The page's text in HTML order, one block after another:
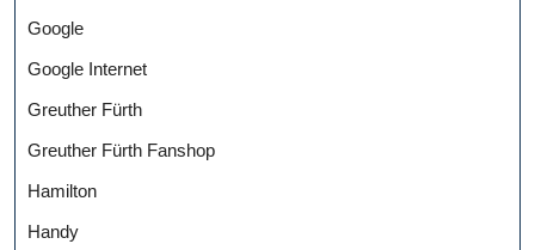
Google
Google Internet
Greuther Fürth
Greuther Fürth Fanshop
Hamilton
Handy